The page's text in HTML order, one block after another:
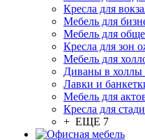
Кресла для
Мебель для
Мебель для
Кресла для зон
Мебель для
Диваны в
Лавки и
Мебель для
Кресла для
+ ЕЩЕ 7